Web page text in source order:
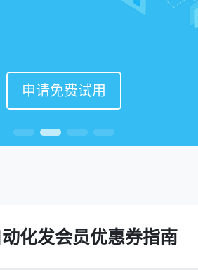
申请免费试用
申请免费试用
申请免费试用
申请免费试用
化发会员优惠券指南